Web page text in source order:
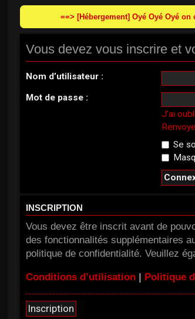
==> [Hébergement] Oyé Oyé Oyé
Vous devez vous inscrire et
Nom d’utilisateur :
Mot de passe :
J’ai
Se
INSCRIPTION
Vous devez être inscrit avant de
des fonctionnalités supplémentaires
politique de confidentialité. Veuillez
Conditions d’utilisation| Politique
Inscription